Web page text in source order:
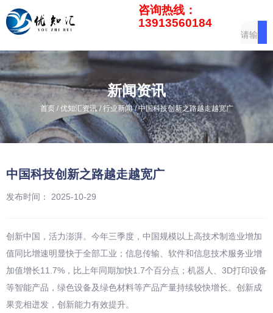
咨询热线：
13913560184
新闻资讯
首页 / 优知汇资讯 / 行业新闻 /中国科技创新之路越走越宽广
中国科技创新之路越走越宽广
发布时间： 2025-10-29
创新中国，活力澎湃。今年三季度，中国规模以上高技术制造业增加
值同比增速明显快于全部工业；信息传输、软件和信息技术服务业增
加值增长11.7%，比上年同期加快1.7个百分点；机器人、3D打印设备
等智能产品，绿色设备及绿色材料等产品产量持续较快增长。创新成
果竞相迸发，创新能力有效提升。